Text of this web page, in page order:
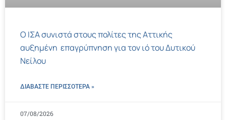
Ο ΙΣΑ συνιστά στους πολίτες της Αττικής
αυξημένη επαγρύπνηση για τον ιό του Δυτικού
Νείλου
ΔΙΑΒΑΣΤΕ ΠΕΡΙΣΣΌΤΕΡΑ »
07/08/2026